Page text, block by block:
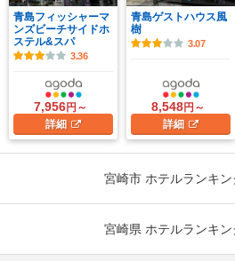
青島フィッシャーマ
ンズビーチサイドホ
ステル&スパ
3.36
7,956円～
詳細
青島ゲストハウス風
樹
3.07
8,548円～
詳細
宮崎市 ホテルランキン
宮崎県 ホテルランキン